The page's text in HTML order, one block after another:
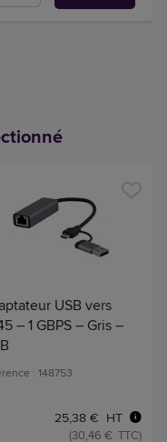
USB vers
– 1 GBPS – Gris –
: 148753
25,38 € HT
(30,46 € TTC)